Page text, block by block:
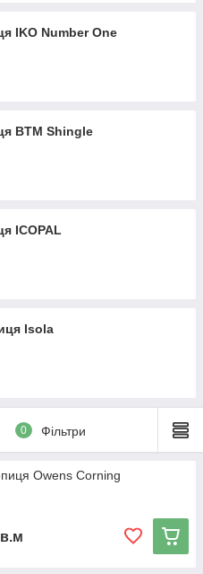
IKO Number One
BTM Shingle
IСOPAL
Isola
0 Фільтри
Owens Corning